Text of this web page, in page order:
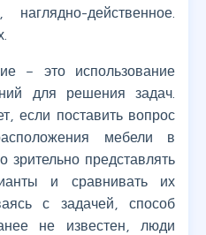
действенное.
– это использование
для решения задач.
если поставить вопрос
мебели в
зрительно представлять
и сравнивать их
с задачей, способ
не известен, люди